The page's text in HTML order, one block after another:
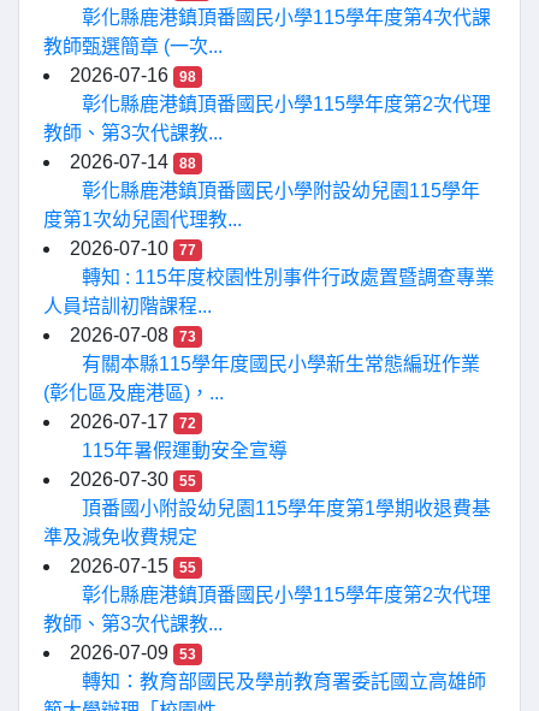
彰化縣鹿港鎮頂番國民小學115學年度第4次代課
教師甄選簡章 (一次...
2026-07-16
98
彰化縣鹿港鎮頂番國民小學115學年度第2次代理
教師、第3次代課教...
2026-07-14
88
彰化縣鹿港鎮頂番國民小學附設幼兒園115學年
度第1次幼兒園代理教...
2026-07-10
77
轉知 : 115年度校園性別事件行政處置暨調查專業
人員培訓初階課程...
2026-07-08
73
有關本縣115學年度國民小學新生常態編班作業
(彰化區及鹿港區)，...
2026-07-17
72
115年暑假運動安全宣導
2026-07-30
55
頂番國小附設幼兒園115學年度第1學期收退費基
準及減免收費規定
2026-07-15
55
彰化縣鹿港鎮頂番國民小學115學年度第2次代理
教師、第3次代課教...
2026-07-09
53
轉知：教育部國民及學前教育署委託國立高雄師